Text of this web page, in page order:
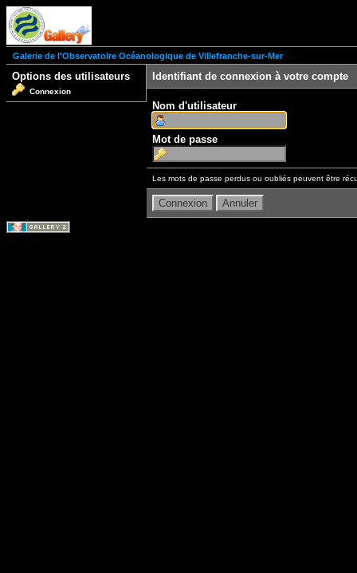
Galerie de l'Observatoire Océanologique de Villefranche-sur-Mer
Options des utilisateurs
Connexion
Identifiant de connexion à votre compte
Nom d'utilisateur
Mot de passe
Les mots de passe perdus ou oubliés peuvent être